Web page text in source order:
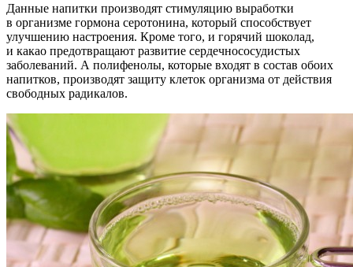
Данные напитки производят стимуляцию выработки
в организме гормона серотонина, который способствует
улучшению настроения. Кроме того, и горячий шоколад,
и какао предотвращают развитие сердечнососудистых
заболеваний. А полифенолы, которые входят в состав обоих
напитков, производят защиту клеток организма от действия
свободных радикалов.